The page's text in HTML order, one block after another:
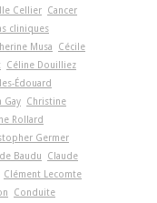
Cellier Cancer
cliniques
Musa
Cécile
Céline Douilliez
Édouard
Gay Christine
Rollard
Germer
Baudu
Claude
Clément Lecomte
Conduite